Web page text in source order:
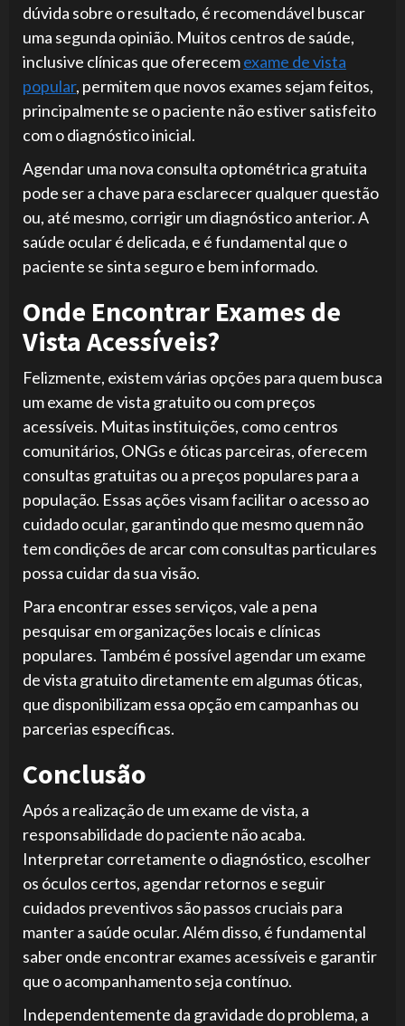
dúvida sobre o resultado, é recomendável buscar
uma segunda opinião. Muitos centros de saúde,
inclusive clínicas que oferecemexame de vista
popular, permitem que novos exames sejam feitos,
principalmente se o paciente não estiver satisfeito
com o diagnóstico inicial.
Agendar uma nova consulta optométrica gratuita
pode ser a chave para esclarecer qualquer questão
ou, até mesmo, corrigir um diagnóstico anterior. A
saúde ocular é delicada, e é fundamental que o
paciente se sinta seguro e bem informado.
Onde Encontrar Exames de
Vista Acessíveis?
Felizmente, existem várias opções para quem busca
um exame de vista gratuito ou com preços
acessíveis. Muitas instituições, como centros
comunitários, ONGs e óticas parceiras, oferecem
consultas gratuitas ou a preços populares para a
população. Essas ações visam facilitar o acesso ao
cuidado ocular, garantindo que mesmo quem não
tem condições de arcar com consultas particulares
possa cuidar da sua visão.
Para encontrar esses serviços, vale a pena
pesquisar em organizações locais e clínicas
populares. Também é possível agendar um exame
de vista gratuito diretamente em algumas óticas,
que disponibilizam essa opção em campanhas ou
parcerias específicas.
Conclusão
Após a realização de um exame de vista, a
responsabilidade do paciente não acaba.
Interpretar corretamente o diagnóstico, escolher
os óculos certos, agendar retornos e seguir
cuidados preventivos são passos cruciais para
manter a saúde ocular. Além disso, é fundamental
saber onde encontrar exames acessíveis e garantir
que o acompanhamento seja contínuo.
Independentemente da gravidade do problema, a